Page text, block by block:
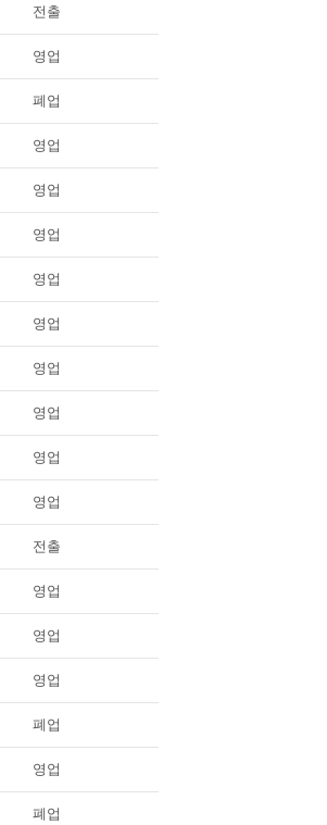
전출
영업
폐업
영업
영업
영업
영업
영업
영업
영업
영업
영업
전출
영업
영업
영업
폐업
영업
폐업